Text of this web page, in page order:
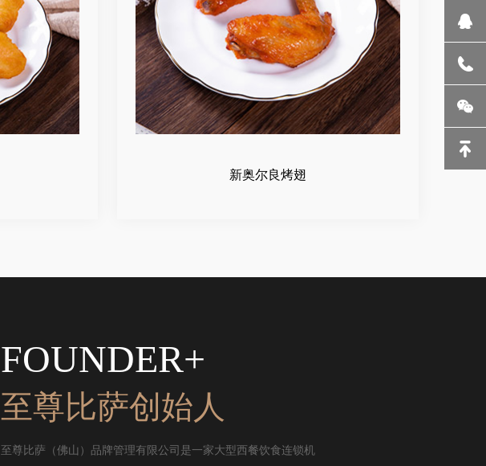
新奥尔良烤翅
FOUNDER+
至尊比萨创始人
至尊比萨（佛山）品牌管理有限公司是一家大型西餐饮食连锁机